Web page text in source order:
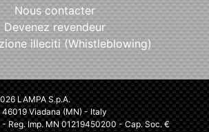
Nous contacter
Devenez revendeur
illeciti (Whistleblowing)
LAMPA S.p.A.
46019 Viadana (MN) - Italy
Reg. Imp. MN 01219450200 - Cap. Soc. €